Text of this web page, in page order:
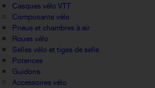
Casques vélo VTT
Composants vélo
Pneus et chambres à air
Roues vélo
Selles vélo et tiges de selle
Potences
Guidons
Accessoires vélo